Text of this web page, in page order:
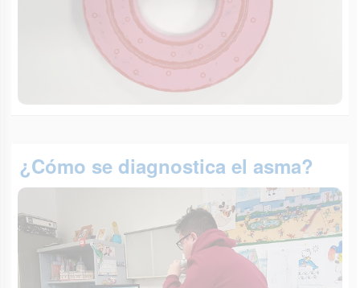
¿Cómo se diagnostica el asma?